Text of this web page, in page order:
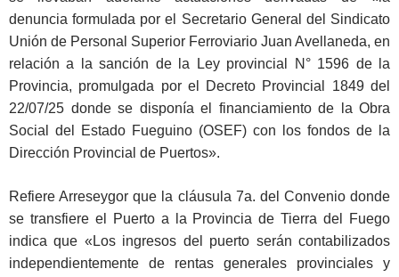
denuncia formulada por el Secretario General del Sindicato
Unión de Personal Superior Ferroviario Juan Avellaneda, en
relación a la sanción de la Ley provincial N° 1596 de la
Provincia, promulgada por el Decreto Provincial 1849 del
22/07/25 donde se disponía el financiamiento de la Obra
Social del Estado Fueguino (OSEF) con los fondos de la
Dirección Provincial de Puertos».
Refiere Arreseygor que la cláusula 7a. del Convenio donde
se transfiere el Puerto a la Provincia de Tierra del Fuego
indica que «Los ingresos del puerto serán contabilizados
independientemente de rentas generales provinciales y